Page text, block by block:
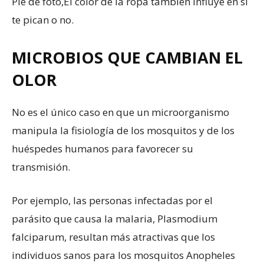
te pican o no.
MICROBIOS QUE CAMBIAN EL
OLOR
No es el único caso en que un microorganismo
manipula la fisiología de los mosquitos y de los
huéspedes humanos para favorecer su
transmisión.
Por ejemplo, las personas infectadas por el
parásito que causa la malaria, Plasmodium
falciparum, resultan más atractivas que los
individuos sanos para los mosquitos Anopheles